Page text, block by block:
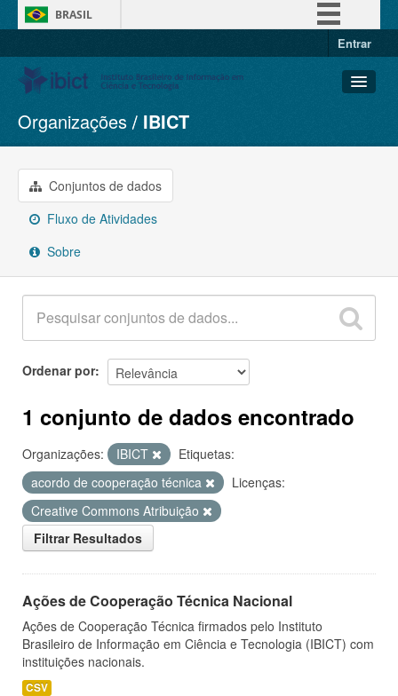
BRASIL
Entrar
Conjuntos de dados
Organizações
Grupos
Sobre
Organizações IBICT
Conjuntos de dados
Fluxo de Atividades
Sobre
Ordenar por
1 conjunto de dados encontrado
Organizações: IBICT
Etiquetas:
acordo de cooperação técnica
Licenças:
Creative Commons Atribuição
Filtrar Resultados
Ações de Cooperação Técnica Nacional
Ações de Cooperação Técnica firmados pelo Instituto
Brasileiro de Informação em Ciência e Tecnologia (IBICT) com
instituições nacionais.
CSV